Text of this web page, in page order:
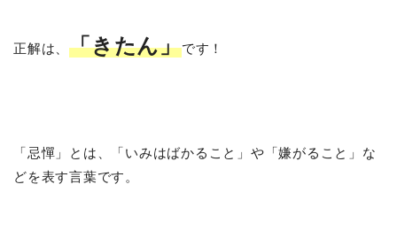
正解は、「きたん」です！
「忌憚」とは、「いみはばかること」や「嫌がること」な
どを表す言葉です。